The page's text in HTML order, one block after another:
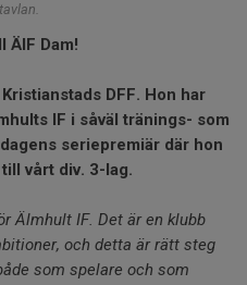
ÄIF Dam!
DFF. Hon har
IF i såväl tränings- som
seriepremiär där hon
vårt div. 3-lag.
Älmhult IF. Det är en klubb
och detta är rätt steg
som spelare och som